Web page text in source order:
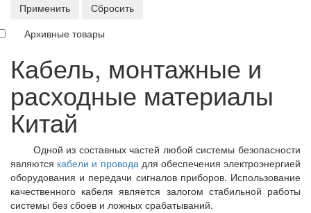
Применить
Сбросить
Архивные товары
Кабель, монтажные и
расходные материалы
Китай
Одной из составных частей любой системы безопасности
являются кабели и проводадля обеспечения электроэнергией
оборудования и передачи сигналов приборов. Использование
качественного кабеля является залогом стабильной работы
системы без сбоев и ложных срабатываний.